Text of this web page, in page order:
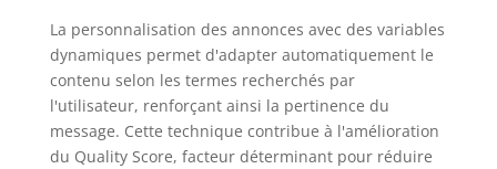
La personnalisation des annonces avec des variables
dynamiques permet d'adapter automatiquement le
contenu selon les termes recherchés par
l'utilisateur, renforçant ainsi la pertinence du
message. Cette technique contribue à l'amélioration
du Quality Score, facteur déterminant pour réduire